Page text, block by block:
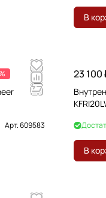
В
Арт.609583
23 100
В